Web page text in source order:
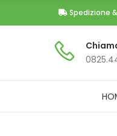
Spedizione